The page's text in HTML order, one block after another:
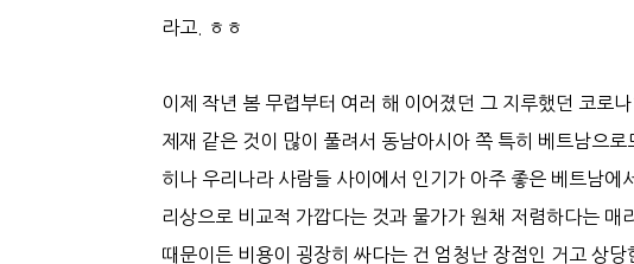
라고. ㅎㅎ
이제 작년 봄 무렵부터 여러 해 이어졌던 그 지루했던 코로
제재 같은 것이 많이 풀려서 동남아시아 쪽 특히 베트남으
히나 우리나라 사람들 사이에서 인기가 아주 좋은 베트남
리상으로 비교적 가깝다는 것과 물가가 원채 저렴하다는
때문이든 비용이 굉장히 싸다는 건 엄청난 장점인 거고 상